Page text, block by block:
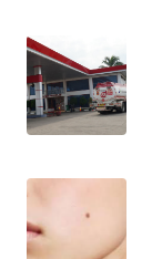
KONTAK
KAMI
INFO
TENTANG
KAMI